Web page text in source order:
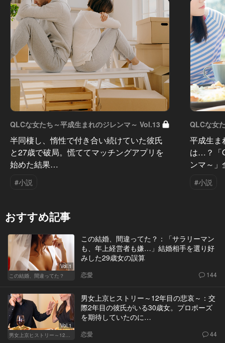
QLCな女たち～平成生まれのジレンマ～ Vol.13
半同棲し、惰性で付き合い続けていた彼氏
と27歳で破局。慌ててマッチングアプリを
始めた結果…
#小説
QLCな女
平成生ま
は…？「
ンマ～
#小説
おすすめ記事
Vol.1
この結婚、間違ってた？
この結婚、間違ってた？：「サラリーマン
も、年上経営者も嫌…」結婚相手を選り好
みした29歳女の誤算
恋愛 144
Vol.1
男女上京ヒストリー～12年目の悲哀～
男女上京ヒストリー～12年目の悲哀～：交
際2年目の彼氏がいる30歳女。プロポーズ
を期待していたのに…
恋愛 44